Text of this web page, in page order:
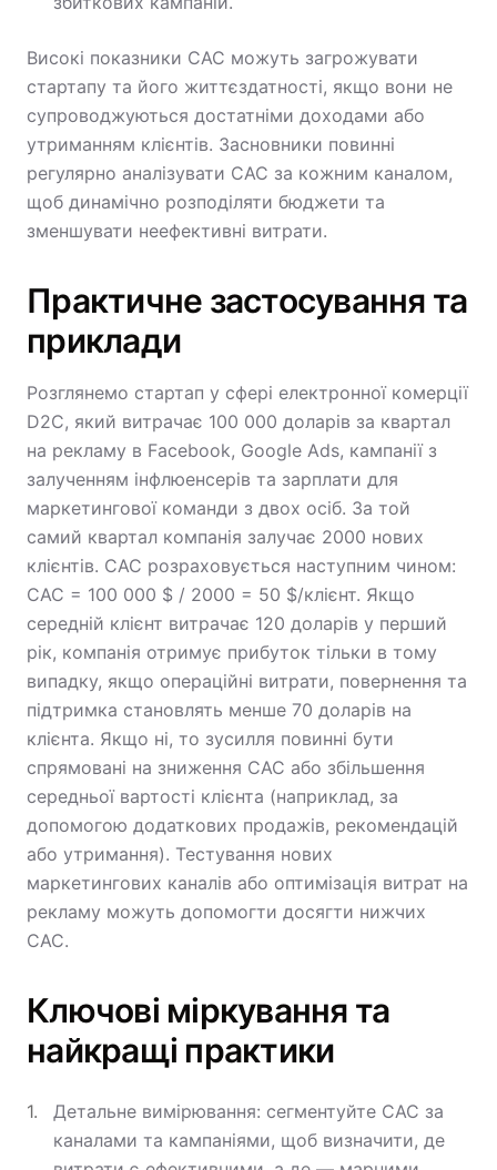
Високі показники CAC можуть загрожувати
стартапу та його життєздатності, якщо вони не
супроводжуються достатніми доходами або
утриманням клієнтів. Засновники повинні
регулярно аналізувати CAC за кожним каналом,
щоб динамічно розподіляти бюджети та
зменшувати неефективні витрати.
Практичне застосування та
приклади
Розглянемо стартап у сфері електронної комерції
D2C, який витрачає 100 000 доларів за квартал
на рекламу в Facebook, Google Ads, кампанії з
залученням інфлюенсерів та зарплати для
маркетингової команди з двох осіб. За той
самий квартал компанія залучає 2000 нових
клієнтів. CAC розраховується наступним чином:
CAC = 100 000 $ / 2000 = 50 $/клієнт. Якщо
середній клієнт витрачає 120 доларів у перший
рік, компанія отримує прибуток тільки в тому
випадку, якщо операційні витрати, повернення та
підтримка становлять менше 70 доларів на
клієнта. Якщо ні, то зусилля повинні бути
спрямовані на зниження CAC або збільшення
середньої вартості клієнта (наприклад, за
допомогою додаткових продажів, рекомендацій
або утримання). Тестування нових
маркетингових каналів або оптимізація витрат на
рекламу можуть допомогти досягти нижчих
CAC.
Ключові міркування та
найкращі практики
Детальне вимірювання: сегментуйте CAC за
каналами та кампаніями, щоб визначити, де